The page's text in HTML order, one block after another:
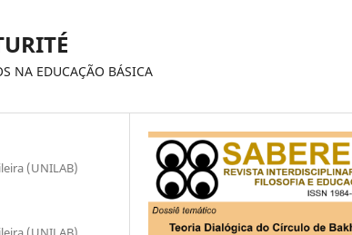
NA EDUCAÇÃO BÁSICA
(UNILAB)